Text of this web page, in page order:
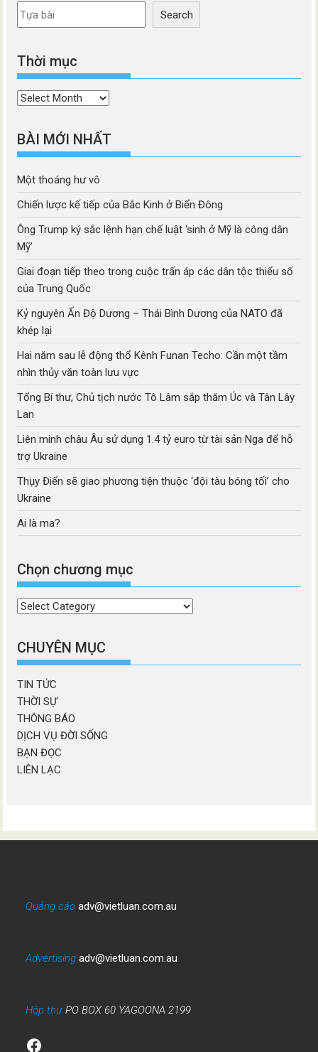
Search
Thời mục
Thời
BÀI MỚI NHẤT
Một thoáng hư vô
Chiến lược kế tiếp của Bắc Kinh ở Biển Đông
Ông Trump ký sắc lệnh hạn chế luật ‘sinh ở Mỹ là công dân
Mỹ’
Giai đoạn tiếp theo trong cuộc trấn áp các dân tộc thiểu số
của Trung Quốc
Kỷ nguyên Ấn Độ Dương – Thái Bình Dương của NATO đã
khép lại
Hai năm sau lễ động thổ Kênh Funan Techo: Cần một tầm
nhìn thủy văn toàn lưu vực
Tổng Bí thư, Chủ tịch nước Tô Lâm sắp thăm Úc và Tân Lây
Lan
Liên minh châu Âu sử dụng 1.4 tỷ euro từ tài sản Nga để hỗ
trợ Ukraine
Thụy Điển sẽ giao phương tiện thuộc ‘đội tàu bóng tối’ cho
Ukraine
Ai là ma?
Chọn chương mục
Chọn
mục
CHUYÊN MỤC
TIN TỨC
THỜI SỰ
THÔNG BÁO
DỊCH VỤ ĐỜI SỐNG
BẠN ĐỌC
LIÊN LẠC
Quảng cáo adv@vietluan.com.au
Advertising adv@vietluan.com.au
Hộp thưPO BOX 60 YAGOONA 2199
Facebook